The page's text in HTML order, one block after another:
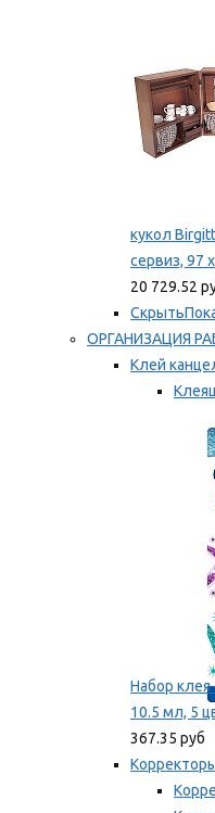
кукол
сервиз, 97
20 729.52
Скрыть
ОРГАНИЗАЦИЯ
Клей
Мы
Набор
10.5 мл, 5
367.35 руб